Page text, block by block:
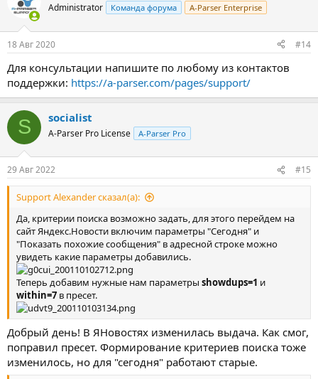
Administrator Команда форума A-Parser Enterprise
18 Авг 2020 #14
Для консультации напишите по любому из контактов
поддержки: https://a-parser.com/pages/support/
S socialist
A-Parser Pro License A-Parser Pro
29 Авг 2022 #15
Support Alexander сказал(а):
Да, критерии поиска возможно задать, для этого перейдем на
сайт Яндекс.Новости включим параметры "Сегодня" и
"Показать похожие сообщения" в адресной строке можно
увидеть какие параметры добавились.
Теперь добавим нужные нам параметры showdups=1 и
within=7 в пресет.
Добрый день! В ЯНовостях изменилась выдача. Как смог,
поправил пресет. Формирование критериев поиска тоже
изменилось, но для "сегодня" работают старые.